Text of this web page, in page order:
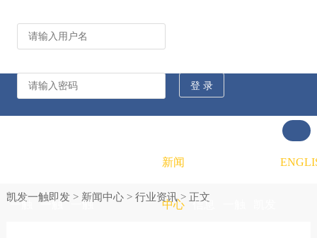
一触 一触 一触
新闻
中心 信息
凯发一触即发> 新闻中心> 行业资讯> 正文